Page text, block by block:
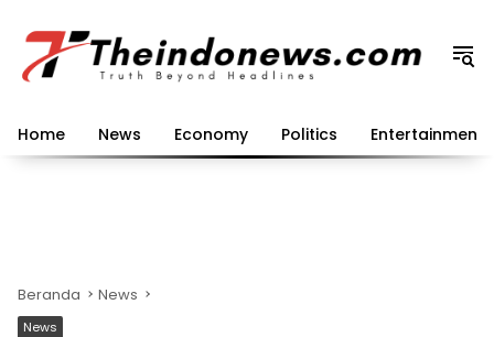
konten
Home News Economy Politics Entertainment
Beranda News
News